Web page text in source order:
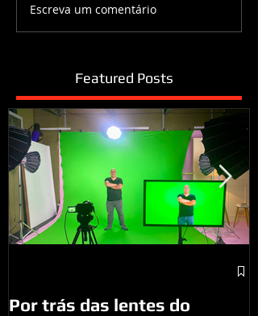
Escreva um comentário
Featured Posts
Por trás das lentes do